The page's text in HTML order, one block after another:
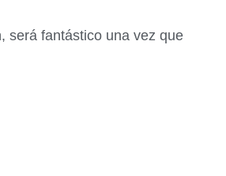
será fantástico una vez que